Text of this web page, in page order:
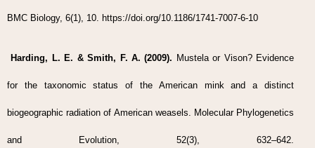
BMC Biology, 6(1), 10. https://doi.org/10.1186/1741-7007-6-10
Harding, L. E. & Smith, F. A. (2009). Mustela or Vison? Evidence
for the taxonomic status of the American mink and a distinct
biogeographic radiation of American weasels. Molecular Phylogenetics
and Evolution, 52(3), 632–642.